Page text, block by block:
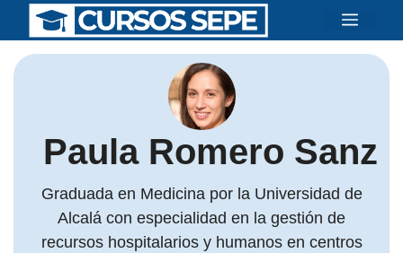
Saltar
contenido
Menú
Paula Romero Sanz
Graduada en Medicina por la Universidad de
Alcalá con especialidad en la gestión de
recursos hospitalarios y humanos en centros